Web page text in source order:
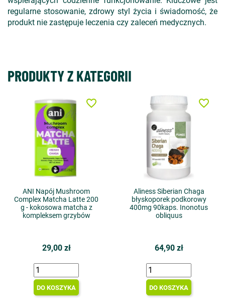
regularne stosowanie, zdrowy styl życia i świadomość, że
produkt nie zastępuje leczenia czy zaleceń medycznych.
PRODUKTY Z KATEGORII
ANI Napój Mushroom
Complex Matcha Latte 200
g - kokosowa matcha z
kompleksem grzybów
29,00 zł
DO KOSZYKA
favorite_border
Aliness Siberian Chaga
błyskoporek podkorowy
400mg 90kaps. Inonotus
obliquus
64,90 zł
DO KOSZYKA
favorite_border